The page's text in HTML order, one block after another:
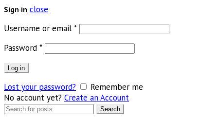
Sign in close
Username or email *Обязательно
Password *Обязательно
Log in
Lost your password?
Remember me
No account yet? Create an Account
Search
Search